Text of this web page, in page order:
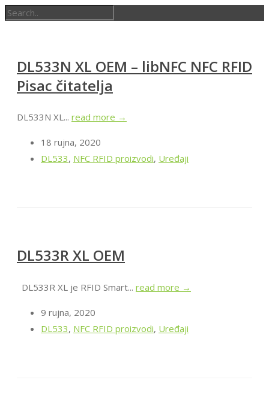
DL533N XL OEM – libNFC NFC RFID
Pisac čitatelja
DL533N XL... read more →
18 rujna, 2020
DL533, NFC RFID proizvodi, Uređaji
DL533R XL OEM
DL533R XL je RFID Smart... read more →
9 rujna, 2020
DL533, NFC RFID proizvodi, Uređaji